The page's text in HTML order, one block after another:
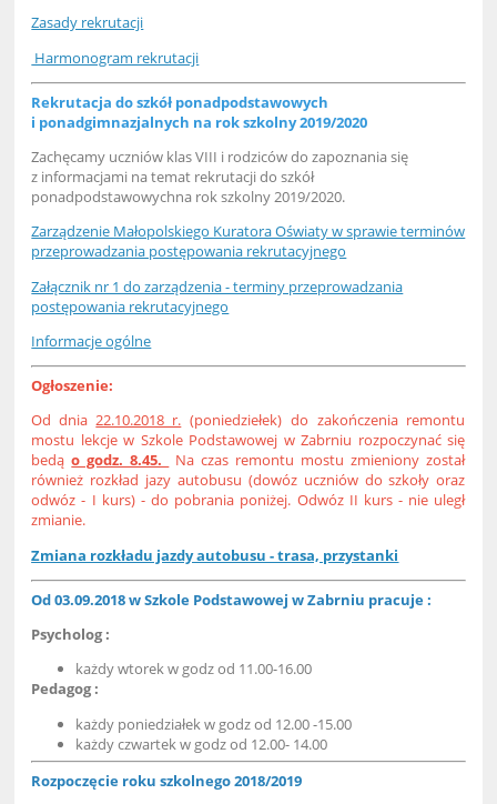
Zasady rekrutacji
Harmonogram rekrutacji
Rekrutacja do szkół ponadpodstawowych
i ponadgimnazjalnych na rok szkolny 2019/2020
Zachęcamy uczniów klas VIII i rodziców do zapoznania się
z informacjami na temat rekrutacji do szkół
ponadpodstawowychna rok szkolny 2019/2020.
Zarządzenie Małopolskiego Kuratora Oświaty w sprawie terminów
przeprowadzania postępowania rekrutacyjnego
Załącznik nr 1 do zarządzenia - terminy przeprowadzania
postępowania rekrutacyjnego
Informacje ogólne
Ogłoszenie:
Od dnia22.10.2018 r. (poniedziełek) do zakończenia remontu
mostu lekcje w Szkole Podstawowej w Zabrniu rozpoczynać się
bedąo godz. 8.45.
Na czas remontu mostu zmieniony został
również rozkład jazy autobusu (dowóz uczniów do szkoły oraz
odwóz - I kurs) - do pobrania poniżej. Odwóz II kurs - nie uległ
zmianie.
Zmiana rozkładu jazdy autobusu - trasa, przystanki
Od 03.09.2018 w Szkole Podstawowej w Zabrniu pracuje :
Psycholog :
każdy wtorek w godz od 11.00-16.00
Pedagog :
każdy poniedziałek w godz od 12.00 -15.00
każdy czwartek w godz od 12.00- 14.00
Rozpoczęcie roku szkolnego 2018/2019